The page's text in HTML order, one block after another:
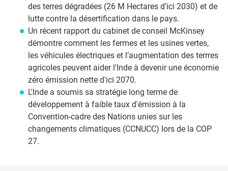
des terres dégradées (26 M Hectares d’ici 2030) et de
lutte contre la désertification dans le pays.
Un récent rapport du cabinet de conseil McKinsey
démontre comment les fermes et les usines vertes,
les véhicules électriques et l’augmentation des terrres
agricoles peuvent aider l'Inde à devenir une économie
zéro émission nette d'ici 2070.
L'Inde a soumis sa stratégie long terme de
développement à faible taux d'émission à la
Convention-cadre des Nations unies sur les
changements climatiques (CCNUCC) lors de la COP
27.